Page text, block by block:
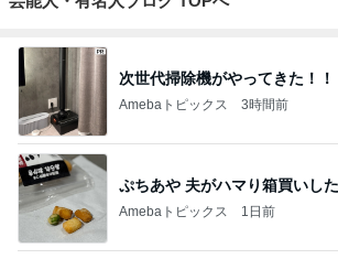
次世代掃除機がやってきた！！
Amebaトピックス 3時間前
ぷちあや 夫がハマり箱買いし
Amebaトピックス 1日前